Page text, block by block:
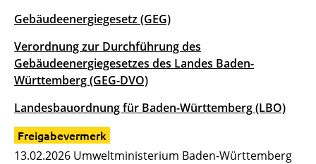
Gebäudeenergiegesetz (GEG)
Verordnung zur Durchführung des
Gebäudeenergiegesetzes des Landes Baden-
Württemberg (GEG-DVO)
Landesbauordnung für Baden-Württemberg (LBO)
Freigabevermerk
13.02.2026 Umweltministerium Baden-Württemberg